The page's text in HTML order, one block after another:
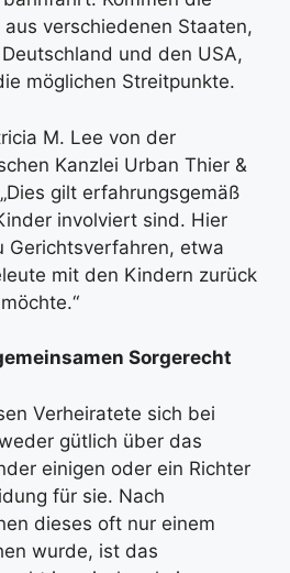
verschiedenen Staaten,
und den USA,
möglichen Streitpunkte.
M. Lee von der
Kanzlei Urban Thier &
gilt erfahrungsgemäß
involviert sind. Hier
Gerichtsverfahren, etwa
mit den Kindern zurück
Sorgerecht
Verheiratete sich bei
gütlich über das
einigen oder ein Richter
für sie. Nach
dieses oft nur einem
wurde, ist das